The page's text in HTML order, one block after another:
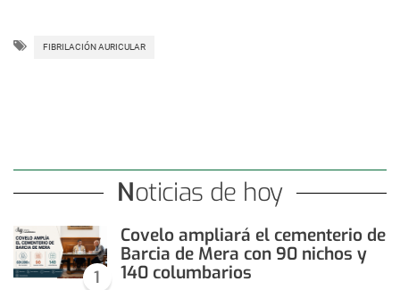
FIBRILACIÓN AURICULAR
Noticias de hoy
1
Covelo ampliará el cementerio de
Barcia de Mera con 90 nichos y
140 columbarios